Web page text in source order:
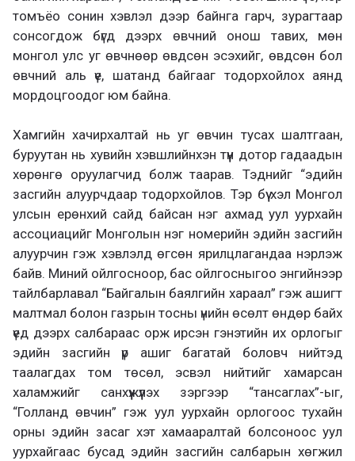
томъёо сонин хэвлэл дээр байнга гарч, зурагтаар
сонсогдож бүгд дээрх өвчний онош тавих, мөн
монгол улс уг өвчнөөр өвдсөн эсэхийг, өвдсөн бол
өвчний аль үе, шатанд байгааг тодорхойлох аянд
мордоцгоодог юм байна.
Хамгийн хачирхалтай нь уг өвчин тусах шалтгаан,
буруутан нь хувийн хэвшлийнхэн түүн дотор гадаадын
хөрөнгө оруулагчид болж таарав. Тэднийг “эдийн
засгийн алуурчдаар тодорхойлов. Тэр бүү хэл Монгол
улсын ерөнхий сайд байсан нэг ахмад уул уурхайн
ассоциацийг Монголын нэг номерийн эдийн засгийн
алуурчин гэж хэвлэлд өгсөн ярилцлагандаа нэрлэж
байв. Миний ойлгосноор, бас ойлгосныгоо энгийнээр
тайлбарлавал “Байгалын баялгийн хараал” гэж ашигт
малтмал болон газрын тосны үнийн өсөлт өндөр байх
үед дээрх салбараас орж ирсэн гэнэтийн их орлогыг
эдийн засгийн үр ашиг багатай боловч нийтэд
таалагдах том төсөл, эсвэл нийтийг хамарсан
халамжийг санхүүжүүлэх зэргээр “тансаглах”-ыг,
“Голланд өвчин” гэж уул уурхайн орлогоос тухайн
орны эдийн засаг хэт хамааралтай болсоноос уул
уурхайгаас бусад эдийн засгийн салбарын хөгжил